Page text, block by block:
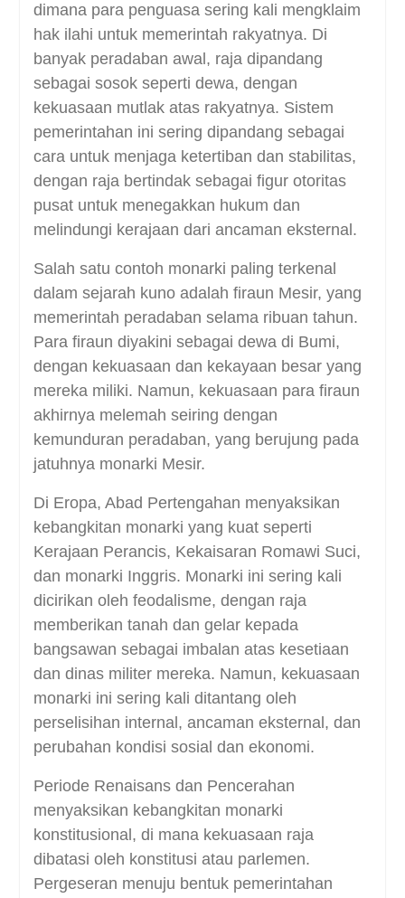
dimana para penguasa sering kali mengklaim
hak ilahi untuk memerintah rakyatnya. Di
banyak peradaban awal, raja dipandang
sebagai sosok seperti dewa, dengan
kekuasaan mutlak atas rakyatnya. Sistem
pemerintahan ini sering dipandang sebagai
cara untuk menjaga ketertiban dan stabilitas,
dengan raja bertindak sebagai figur otoritas
pusat untuk menegakkan hukum dan
melindungi kerajaan dari ancaman eksternal.
Salah satu contoh monarki paling terkenal
dalam sejarah kuno adalah firaun Mesir, yang
memerintah peradaban selama ribuan tahun.
Para firaun diyakini sebagai dewa di Bumi,
dengan kekuasaan dan kekayaan besar yang
mereka miliki. Namun, kekuasaan para firaun
akhirnya melemah seiring dengan
kemunduran peradaban, yang berujung pada
jatuhnya monarki Mesir.
Di Eropa, Abad Pertengahan menyaksikan
kebangkitan monarki yang kuat seperti
Kerajaan Perancis, Kekaisaran Romawi Suci,
dan monarki Inggris. Monarki ini sering kali
dicirikan oleh feodalisme, dengan raja
memberikan tanah dan gelar kepada
bangsawan sebagai imbalan atas kesetiaan
dan dinas militer mereka. Namun, kekuasaan
monarki ini sering kali ditantang oleh
perselisihan internal, ancaman eksternal, dan
perubahan kondisi sosial dan ekonomi.
Periode Renaisans dan Pencerahan
menyaksikan kebangkitan monarki
konstitusional, di mana kekuasaan raja
dibatasi oleh konstitusi atau parlemen.
Pergeseran menuju bentuk pemerintahan